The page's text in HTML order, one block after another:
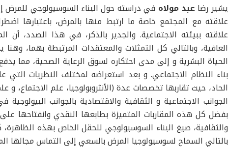
يشير رضا عبد مولاه في دراسته حول البناء السوسيولوجي للمرض
علاقته مع المجتمع خاصة ما ارتبط منها بالمرض، باعتبارها
علاقته ببيئته الاجتماعية. والجدير بالذكر، في هذا الصدد،
العافية، وبالتالي كل التمثلات والمعتقدات المرتبطة بهما،
الحياة البشرية و إلى مدى احتكاره لسوق الرعاية الصحية، مما
بناء النظام الاجتماعي. و بعد استعراضه لمختلف النظريات التي
الحاد، حيث تقاربها تخصصات عدة (الأنثروبولوجيا، علم الاجتماع،
الجوانب الاجتماعية و الثقافية والاقتصادية بالجوانب
بفضل كل هذه المقاربات المتميزة بطابعها النقدي وانفتاحها
والثقافية، صيغ البناء السوسيولوجي للحقل الخاص بهذه
بالتالي السماح لسوسيولوجيا المرض بالسعي إلى التماس مجالها